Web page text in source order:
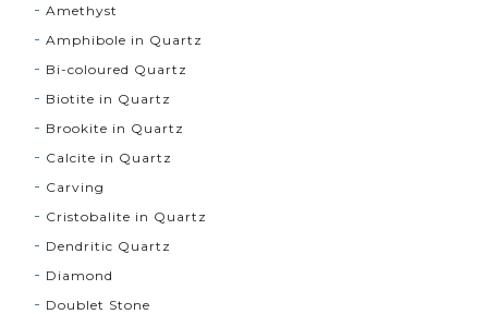
Amethyst
Amphibole in Quartz
Bi-coloured Quartz
Biotite in Quartz
Brookite in Quartz
Calcite in Quartz
Carving
Cristobalite in Quartz
Dendritic Quartz
Diamond
Doublet Stone